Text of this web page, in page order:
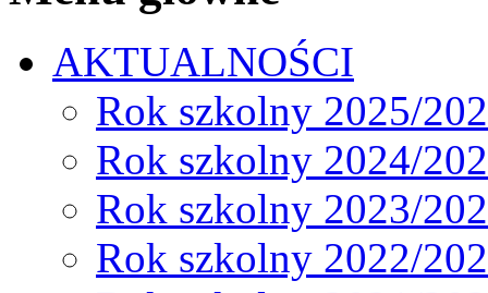
AKTUALNOŚCI
Rok szkolny 2025/
Rok szkolny 2024/
Rok szkolny 2023/
Rok szkolny 2022/